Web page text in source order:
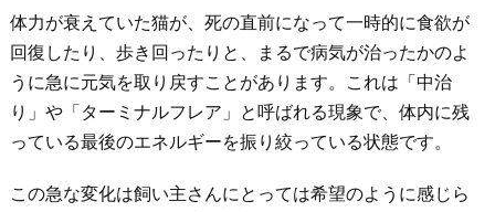
体力が衰えていた猫が、死の直前になって一時的に食欲が
回復したり、歩き回ったりと、まるで病気が治ったかのよ
うに急に元気を取り戻すことがあります。これは「中治
り」や「ターミナルフレア」と呼ばれる現象で、体内に残
っている最後のエネルギーを振り絞っている状態です。
この急な変化は飼い主さんにとっては希望のように感じら